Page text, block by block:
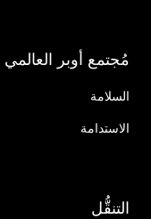
مُجتمع أوبر العالمي
السلامة
الاستدامة
التنقُّل